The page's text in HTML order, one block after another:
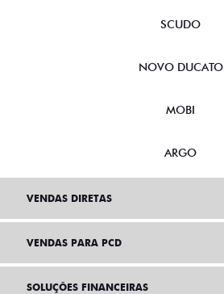
SCUDO
NOVO DUCATO
MOBI
ARGO
VENDAS DIRETAS
VENDAS PARA PCD
SOLUÇÕES FINANCEIRAS